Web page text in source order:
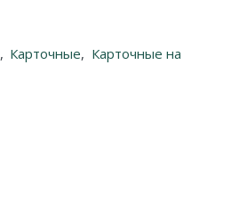
, Карточные, Карточные на